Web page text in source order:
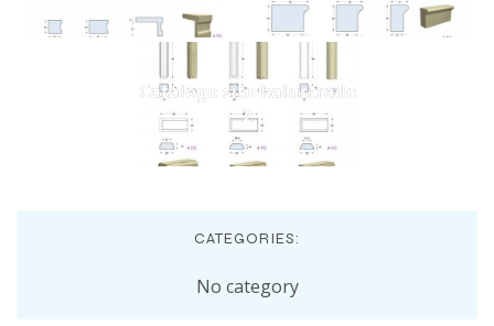
Catalogo sito balustrade
2
CATEGORIES:
No category